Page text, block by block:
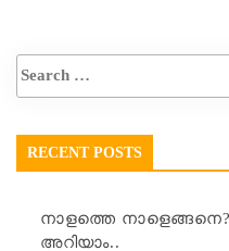
RECENT POSTS
നാളത്തെ
അറിയാം..